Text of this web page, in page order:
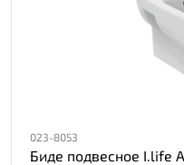
023-8053
Биде подвесное I.life